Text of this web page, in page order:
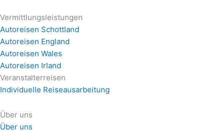
Vermittlungsleistungen
Autoreisen Schottland
Autoreisen England
Autoreisen Wales
Autoreisen Irland
Veranstalterreisen
Individuelle Reiseausarbeitung
Über uns
Über uns